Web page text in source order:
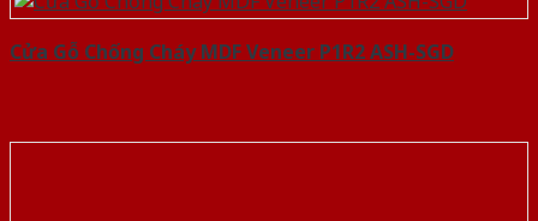
Cửa Gỗ Chống Cháy MDF Veneer P1R2 ASH-SGD